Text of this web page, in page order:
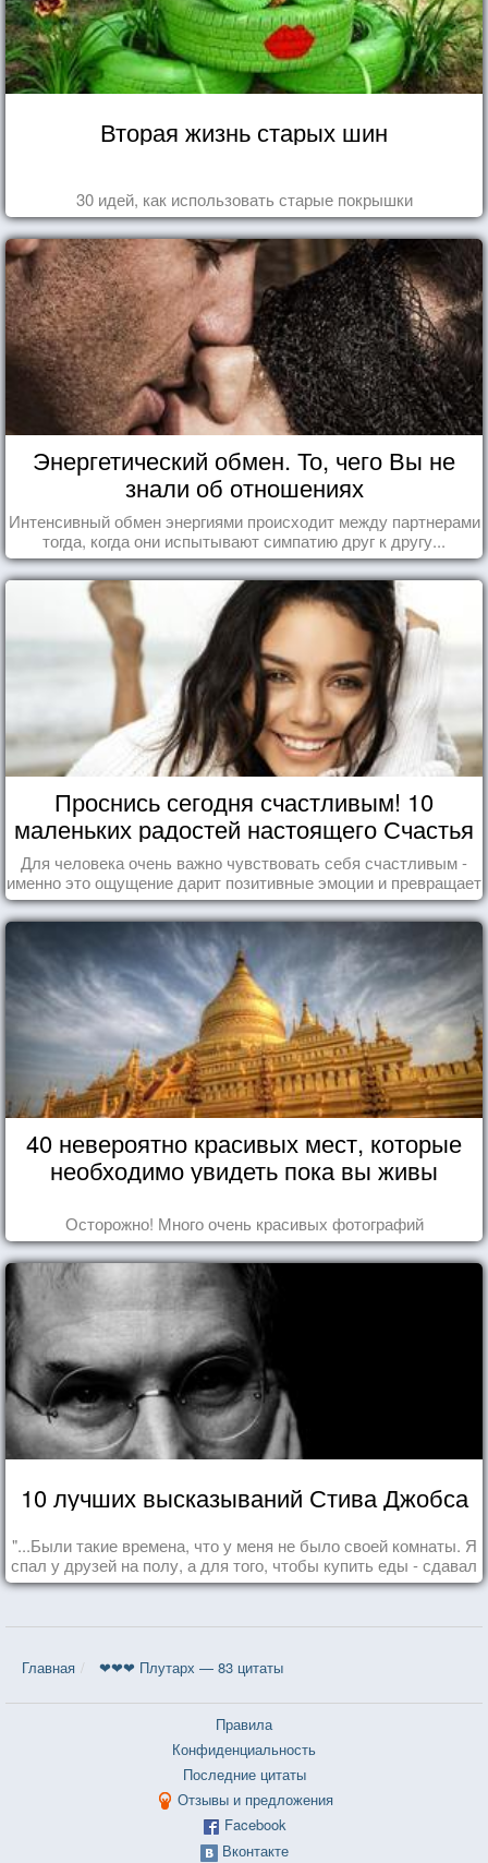
Вторая жизнь старых шин
30 идей, как использовать старые покрышки
Энергетический обмен. То, чего Вы не
знали об отношениях
Интенсивный обмен энергиями происходит между партнерами
тогда, когда они испытывают симпатию друг к другу...
Проснись сегодня счастливым! 10
маленьких радостей настоящего Счастья
Для человека очень важно чувствовать себя счастливым -
именно это ощущение дарит позитивные эмоции и превращает
каждый день в маленький праздник.
40 невероятно красивых мест, которые
необходимо увидеть пока вы живы
Осторожно! Много очень красивых фотографий
10 лучших высказываний Стива Джобса
"...Были такие времена, что у меня не было своей комнаты. Я
спал у друзей на полу, а для того, чтобы купить еды - сдавал
бутылки из под кока-колы"
Главная ❤❤❤ Плутарх — 83 цитаты
Правила
Конфиденциальность
Последние цитаты
Отзывы и предложения
Facebook
Вконтакте